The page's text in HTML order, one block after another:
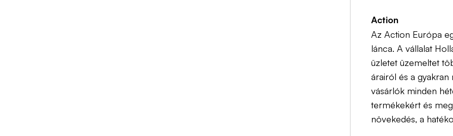
Action
Az Action Európa
lánca. A vállalat
üzletet üzemeltet
árairól és a
vásárlók minden
termékekért és
növekedés, a